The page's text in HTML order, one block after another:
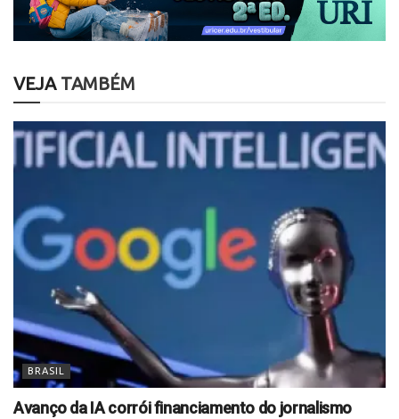
VEJATAMBÉM
BRASIL
Avanço da IA corrói financiamento do jornalismo